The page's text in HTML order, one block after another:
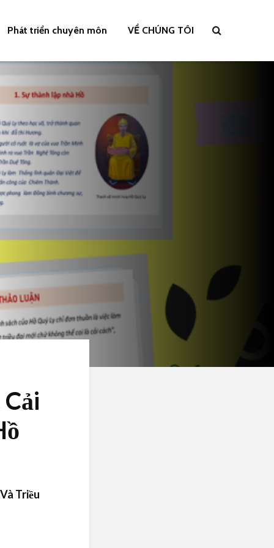
Phát triển chuyên môn VỀ CHÚNG TÔI
Triều